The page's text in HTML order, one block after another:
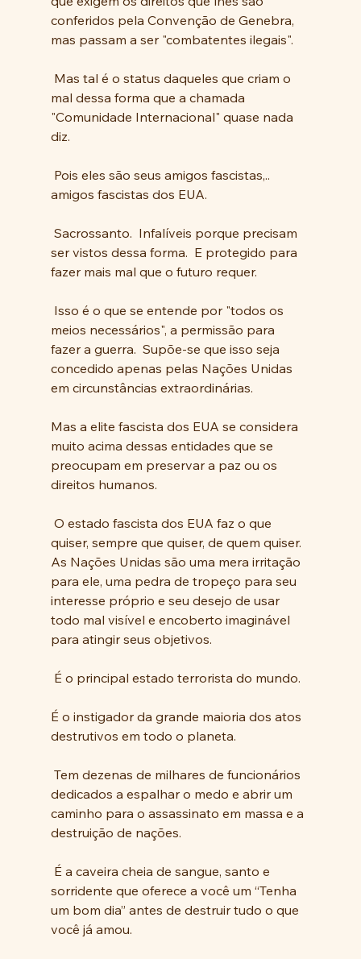
conferidos pela Convenção de Genebra,
mas passam a ser "combatentes ilegais".
mal dessa forma que a chamada
"Comunidade Internacional" quase nada
diz.
amigos fascistas dos EUA.
ser vistos dessa forma.  E protegido para
fazer mais mal que o futuro requer.
meios necessários", a permissão para
fazer a guerra.  Supõe-se que isso seja
concedido apenas pelas Nações Unidas
em circunstâncias extraordinárias.
Mas a elite fascista dos EUA se considera
muito acima dessas entidades que se
preocupam em preservar a paz ou os
direitos humanos.
quiser, sempre que quiser, de quem quiser.
As Nações Unidas são uma mera irritação
para ele, uma pedra de tropeço para seu
interesse próprio e seu desejo de usar
todo mal visível e encoberto imaginável
para atingir seus objetivos.
É o principal estado terrorista do mundo.
É o instigador da grande maioria dos atos
destrutivos em todo o planeta.
dedicados a espalhar o medo e abrir um
caminho para o assassinato em massa e a
destruição de nações.
sorridente que oferece a você um “Tenha
um bom dia” antes de destruir tudo o que
você já amou.